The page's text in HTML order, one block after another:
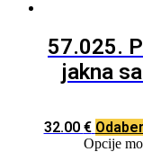
57.025.
jakna
32.00 €
Opcije